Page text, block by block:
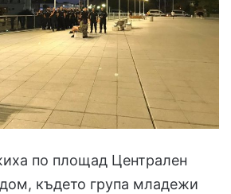
по площад Централен
където група младежи